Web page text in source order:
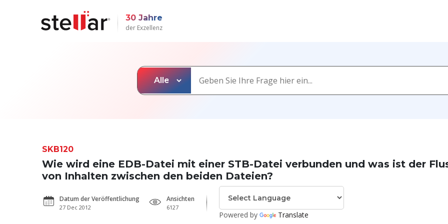
30 Jahre
der Exzellenz
SKB120
Wie wird eine EDB-Datei mit einer STB-Datei verbunden und was ist der
von Inhalten zwischen den beiden Dateien?
Datum der Veröffentlichung
27 Dec 2012
Ansichten
6127
Powered by Translate